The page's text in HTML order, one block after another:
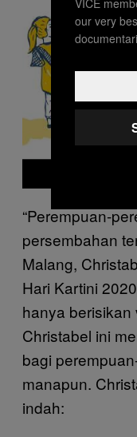
“Perempuan-
persembahan
Malang,
Hari Kartini
hanya
Christabel ini
bagi
manapun.
indah:
our very